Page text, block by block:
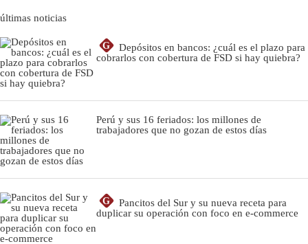
últimas noticias
G
Depósitos en bancos: ¿cuál es el plazo para
cobrarlos con cobertura de FSD si hay quiebra?
Perú y sus 16 feriados: los millones de
trabajadores que no gozan de estos días
G
Pancitos del Sur y su nueva receta para
duplicar su operación con foco en e-commerce